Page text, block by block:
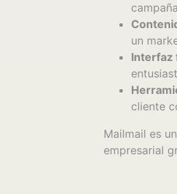
un
Interfaz
cliente
Mailmail es
empresarial